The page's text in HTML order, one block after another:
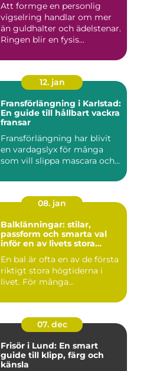
Att formge en personlig
vigselring handlar om mer
än guldhalter och ädelstenar.
Ringen blir en fysis...
12. jan
Fransförlängning i Karlstad:
En guide till hållbart vackra
fransar
Fransförlängning har blivit
en vardagslyx för många
som vill slippa mascara och...
08. jan
Balklänningar: stilar,
passform och smarta val
inför en av livets stora
En bal är ofta en av de första
riktigt stora högtiderna i
livet. För många...
07. dec
Frisör i Lund: En smart
guide till klipp, färg och
känsla